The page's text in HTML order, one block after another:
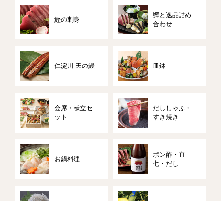
鰹の刺身
鰹と逸品詰め
合わせ
仁淀川 天の鰻 皿鉢
会席・献立セ
ット
だししゃぶ・
すき焼き
お鍋料理
ポン酢・直
七・だし